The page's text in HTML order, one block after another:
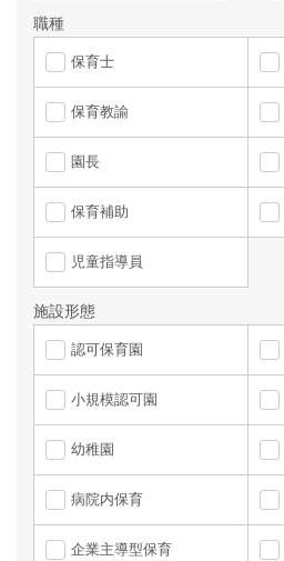
職種
保育士
保育教諭
園長
保育補助
児童指導員
施設形態
認可保育園
小規模認可園
幼稚園
病院内保育
企業主導型保育